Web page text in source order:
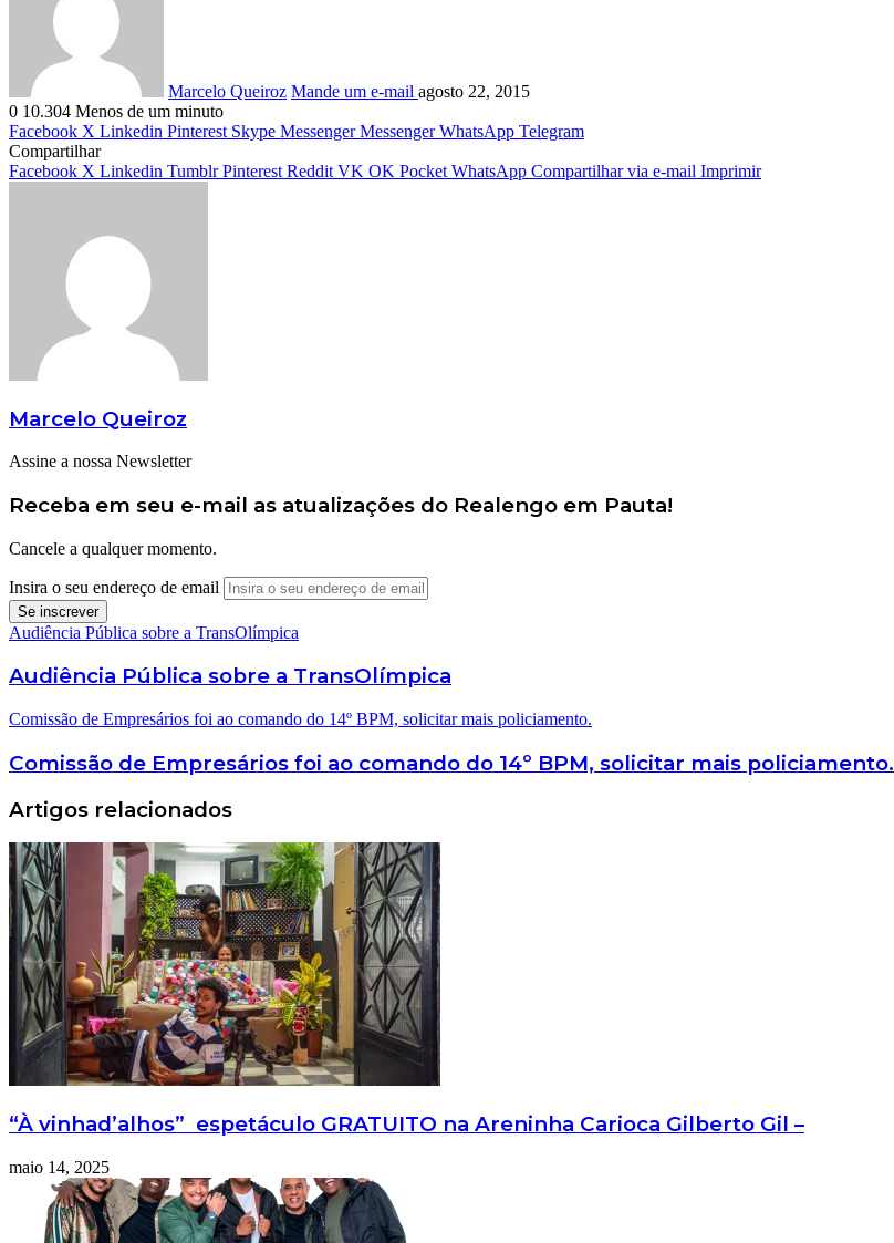
Marcelo Queiroz Mande um e-mail agosto 22, 2015
0 10.304 Menos de um minuto
Facebook X Linkedin Pinterest Skype Messenger Messenger WhatsApp Telegram
Compartilhar
Facebook X Linkedin Tumblr Pinterest Reddit VK OK Pocket WhatsApp Compartilhar via e-mail Imprimir
Marcelo Queiroz
Assine a nossa Newsletter
Receba em seu e-mail as atualizações do Realengo em Pauta!
Cancele a qualquer momento.
Insira o seu endereço de email
Audiência Pública sobre a TransOlímpica
Audiência Pública sobre a TransOlímpica
Comissão de Empresários foi ao comando do 14º BPM, solicitar mais policiamento.
Comissão de Empresários foi ao comando do 14º BPM, solicitar mais policiamento.
Artigos relacionados
“À vinhad’alhos” espetáculo GRATUITO na Areninha Carioca Gilberto Gil –
maio 14, 2025